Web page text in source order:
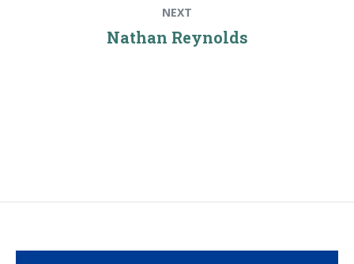
post:
NEXT
Nathan Reynolds